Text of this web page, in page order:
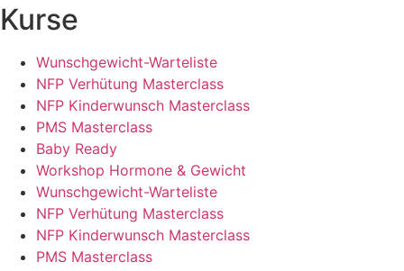
Kurse
Wunschgewicht-Warteliste
NFP Verhütung Masterclass
NFP Kinderwunsch Masterclass
PMS Masterclass
Baby Ready
Workshop Hormone & Gewicht
Wunschgewicht-Warteliste
NFP Verhütung Masterclass
NFP Kinderwunsch Masterclass
PMS Masterclass